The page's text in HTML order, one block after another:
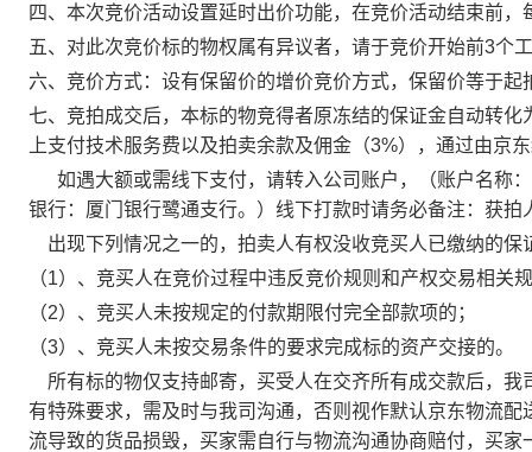
四、本次竞价活动设置延时出价功能，在竞价活动结束前
五、对此次竞价标的物权属有异议者，请于竞价开始前3个
六、竞价方式：设有保留价的增价竞价方式，保留价等于
七、竞拍成交后，本标的物竞得者原冻结的保证金自动转
上支付技术服务费以及拍卖余款及佣金（3%），通过由京
如遇大额或需线下支付，请转入公司账户，（账户名称
银行：厦门银行鹭通支行。）线下打款时请务必备注：获拍
出现下列情况之一的，拍卖人有权没收竞买人已缴纳的保
（1）、竞买人在竞价过程中违反竞价规则和产权交易相关
（2）、竞买人未按规定的付款期限付完全部款项的；
（3）、竞买人未按交易条件的要求完成标的资产交接的。
所有标的物仅支持邮寄，买受人在交齐所有成交款后，
有特殊要求，需及时与我司沟通，否则视作默认京东物流
流导致的货品损毁，买家需自行与物流沟通协商赔付，买